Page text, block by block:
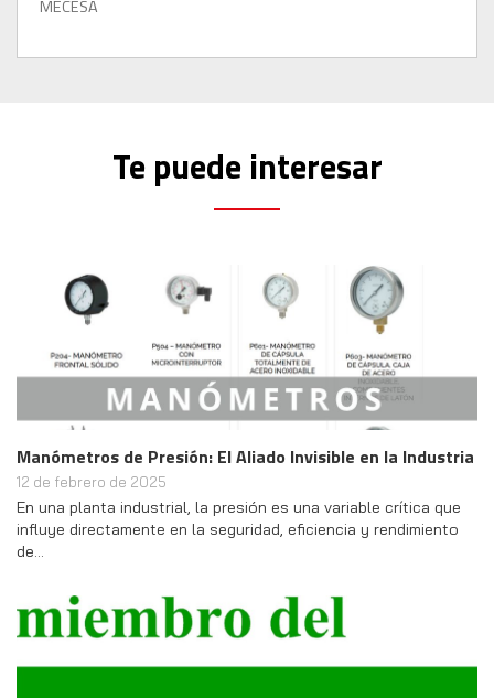
MECESA
Te puede interesar
Manómetros de Presión: El Aliado Invisible en la Industria
12 de febrero de 2025
En una planta industrial, la presión es una variable crítica que
influye directamente en la seguridad, eficiencia y rendimiento
de…